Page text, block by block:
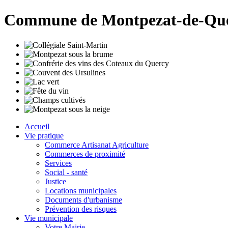
Commune de Montpezat-de-
Accueil
Vie pratique
Commerce Artisanat Agriculture
Commerces de proximité
Services
Social - santé
Justice
Locations municipales
Documents d'urbanisme
Prévention des risques
Vie municipale